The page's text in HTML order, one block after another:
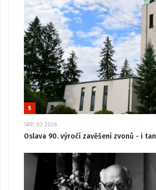
5
SRP, 03 2026
Oslava 90. výročí zavěšení zvonů - i